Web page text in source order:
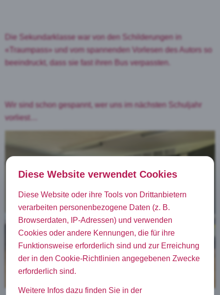
Die Sekundarklasse war von den Schilderungen in
«Traumpass» und vom spannenden Vorlesen des Autors so
beeindruckt, dass sie fast ihren Bus verpassten.
Wir sind schon gespannt, wer uns im nächsten Schuljahr
vorliest…
Diese Website verwendet Cookies
Diese Website oder ihre Tools von Drittanbietern
verarbeiten personenbezogene Daten (z. B.
Browserdaten, IP-Adressen) und verwenden
Cookies oder andere Kennungen, die für ihre
Funktionsweise erforderlich sind und zur Erreichung
der in den Cookie-Richtlinien angegebenen Zwecke
erforderlich sind.
Weitere Infos dazu finden Sie in der